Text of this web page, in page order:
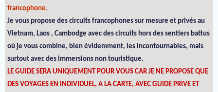
francophone.
Je vous propose des circuits francophones sur mesure et privés au
Vietnam, Laos , Cambodge avec des circuits hors des sentiers battus
où je vous combine, bien évidemment, les incontournables, mais
surtout avec des immersions non touristique.
LE GUIDE SERA UNIQUEMENT POUR VOUS CAR JE NE PROPOSE QUE
DES VOYAGES EN INDIVIDUEL, A LA CARTE, AVEC GUIDE PRIVE ET